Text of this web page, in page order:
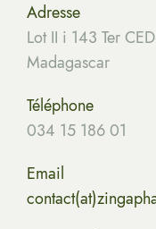
Adresse
Lot II i 143 Ter
Madagascar
Téléphone
034 15 186 01
Email